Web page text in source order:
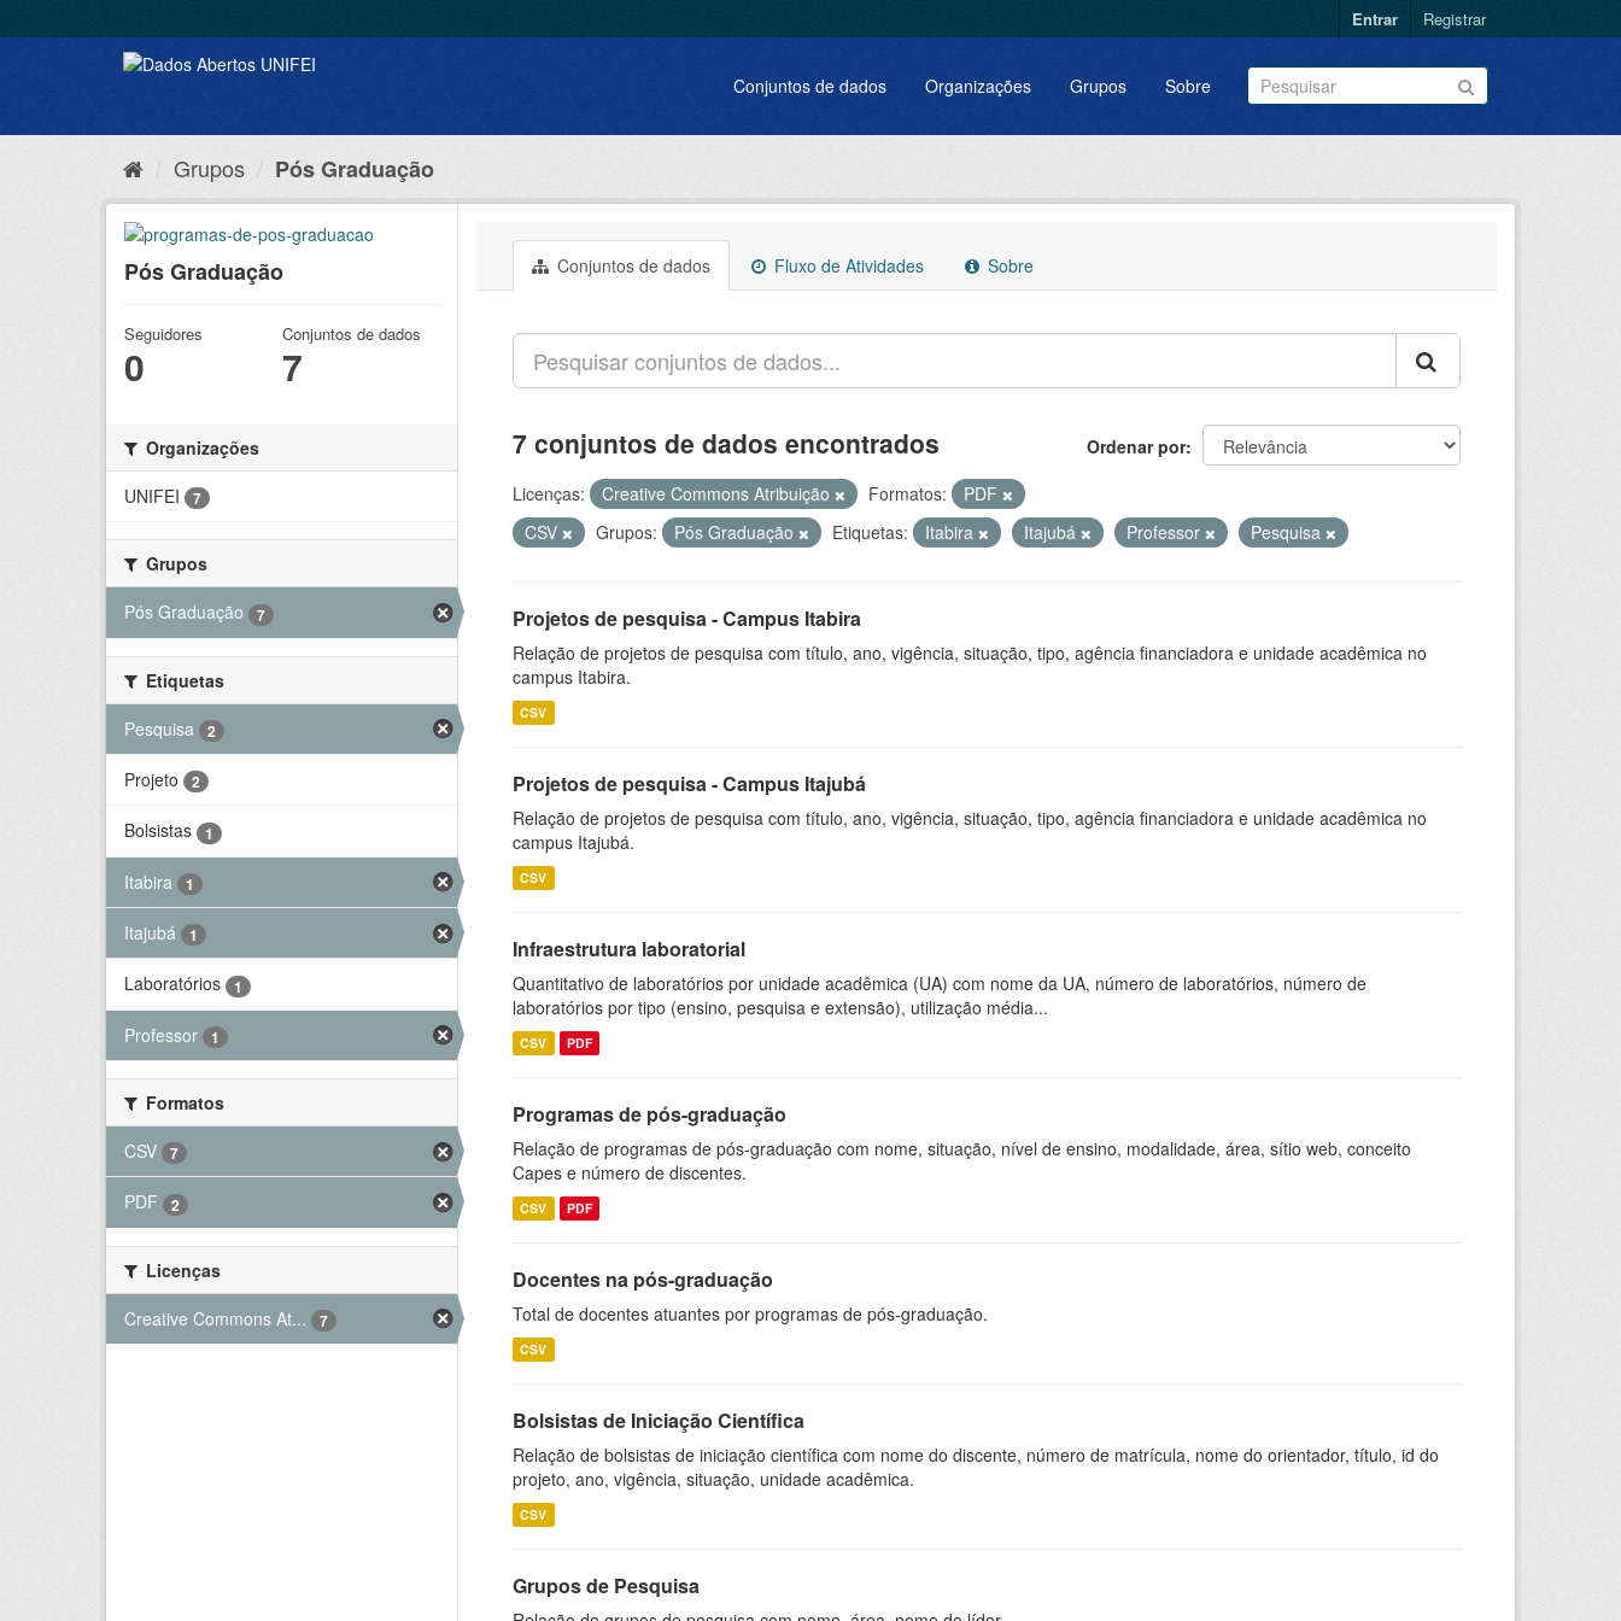
Entrar Registrar
Conjuntos de dados Organizações Grupos Sobre
Grupos Pós Graduação
Pós Graduação
Seguidores
0
Conjuntos de dados
7
Organizações
UNIFEI
7
Grupos
Pós Graduação
7
Etiquetas
Pesquisa
2
Projeto 2
Bolsistas 1
Itabira 1
Itajubá 1
Laboratórios 1
Professor 1
Formatos
CSV
7
PDF 2
Licenças
Creative Commons At...
7
Conjuntos de dados Fluxo de Atividades Sobre
Ordenar por
7 conjuntos de dados encontrados
Licenças: Creative Commons Atribuição Formatos:
PDF
CSV
Grupos: Pós Graduação Etiquetas: Itabira Itajubá Professor Pesquisa
Projetos de pesquisa - Campus Itabira
Relação de projetos de pesquisa com título, ano, vigência, situação, tipo, agência financiadora e unidade acadêmica no
campus Itabira.
CSV
Projetos de pesquisa - Campus Itajubá
Relação de projetos de pesquisa com título, ano, vigência, situação, tipo, agência financiadora e unidade acadêmica no
campus Itajubá.
CSV
Infraestrutura laboratorial
Quantitativo de laboratórios por unidade acadêmica (UA) com nome da UA, número de laboratórios, número de
laboratórios por tipo (ensino, pesquisa e extensão), utilização média...
CSV PDF
Programas de pós-graduação
Relação de programas de pós-graduação com nome, situação, nível de ensino, modalidade, área, sítio web, conceito
Capes e número de discentes.
CSV PDF
Docentes na pós-graduação
Total de docentes atuantes por programas de pós-graduação.
CSV
Bolsistas de Iniciação Científica
Relação de bolsistas de iniciação científica com nome do discente, número de matrícula, nome do orientador, título, id do
projeto, ano, vigência, situação, unidade acadêmica.
CSV
Grupos de Pesquisa